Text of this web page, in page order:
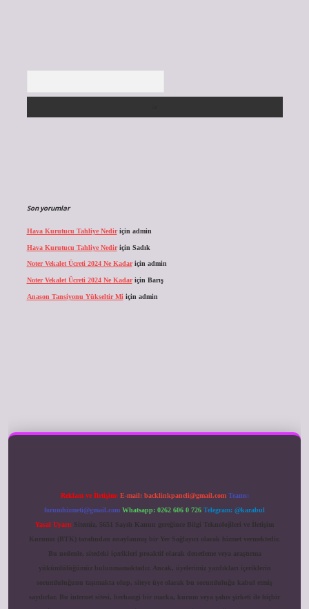
Son yorumlar
Hava Kurutucu Tahliye Nediriçin admin
Hava Kurutucu Tahliye Nediriçin Sadık
Noter Vekalet Ücreti 2024 Ne Kadariçin admin
Noter Vekalet Ücreti 2024 Ne Kadariçin Barış
Anason Tansiyonu Yükseltir Mi için admin
Reklam ve İletişim: E-mail: backlinkpaneli@gmail.com Teams:
forumhizmeti@gmail.com Whatsapp: 0262 606 0 726 Telegram: @karabul
Yasal Uyarı: Sitemiz, 5651 Sayılı Kanun gereğince Bilgi Teknolojileri ve İletişim
Kurumu (BTK) tarafından onaylanmış bir Yer Sağlayıcı olarak hizmet vermektedir.
Bu nedenle, sitedeki içerikleri proaktif olarak denetleme veya araştırma
yükümlülüğümüz bulunmamaktadır. Ancak, üyelerimiz yazdıkları içeriklerin
sorumluluğunu taşımakta olup, siteye üye olarak bu sorumluluğu kabul etmiş
sayılırlar. Bu internet sitesi, herhangi bir marka, kurum veya şahıs şirketi ile hiçbir